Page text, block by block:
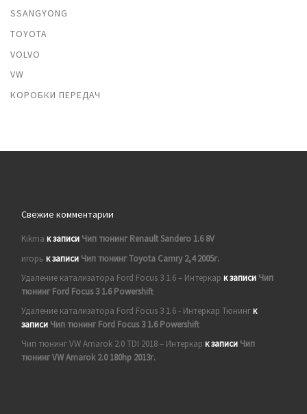
SSANGYONG
TOYOTA
VOLVO
VW
КОРОБКИ ПЕРЕДАЧ
Свежие комментарии
Kikma к записи Чип тюнинг Renault Sandero 1.6 8V
игорь к записи Чип тюнинг Toyota Camry 2,4 2005г.
Удаление катализатора Ford Focus 3 1.6 – Интеркар к записи Чип
тюнинг Ford Focus 3 1.6 Powershift
Удаление катализатора Ford Focus 3 1.6 - Интеркар Тюнингк
записи Чип тюнинг Ford Focus 3 1.6 Powershift
Чип тюнинг VW Amarok 2.0 TDI 2018 – Интеркар к записи Чип
тюнинг VW Amarok 2.0 180hp 2013г.